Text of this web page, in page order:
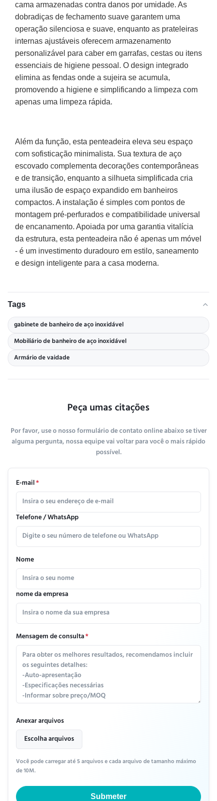
cama armazenadas contra danos por umidade. As
dobradiças de fechamento suave garantem uma
operação silenciosa e suave, enquanto as prateleiras
internas ajustáveis oferecem armazenamento
personalizável para caber em garrafas, cestas ou itens
essenciais de higiene pessoal. O design integrado
elimina as fendas onde a sujeira se acumula,
promovendo a higiene e simplificando a limpeza com
apenas uma limpeza rápida.
Além da função, esta penteadeira eleva seu espaço
com sofisticação minimalista. Sua textura de aço
escovado complementa decorações contemporâneas
e de transição, enquanto a silhueta simplificada cria
uma ilusão de espaço expandido em banheiros
compactos. A instalação é simples com pontos de
montagem pré-perfurados e compatibilidade universal
de encanamento. Apoiada por uma garantia vitalícia
da estrutura, esta penteadeira não é apenas um móvel
- é um investimento duradouro em estilo, saneamento
e design inteligente para a casa moderna.
Tags
gabinete de banheiro de aço inoxidável
Mobiliário de banheiro de aço inoxidável
Armário de vaidade
Peça umas citações
Por favor, use o nosso formulário de contato online abaixo se tiver
alguma pergunta, nossa equipe vai voltar para você o mais rápido
possível.
E-mail*
Telefone / WhatsApp
Nome
nome da empresa
Mensagem de consulta*
Anexar arquivos
Escolha arquivos
Você pode carregar até 5 arquivos e cada arquivo de tamanho máximo
de 10M.
Submeter